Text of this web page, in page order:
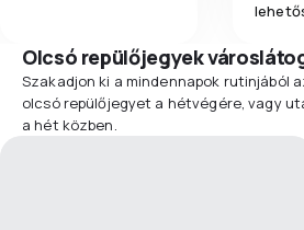
Olcsó repülőjegyek
Szakadjon ki a mindennapok rutinjából
olcsó repülőjegyet a hétvégére, vagy
a hét közben.